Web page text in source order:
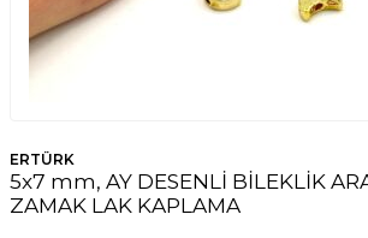
ERTÜRK
5x7 mm, AY DESENLİ BİLEKLİK
ZAMAK LAK KAPLAMA